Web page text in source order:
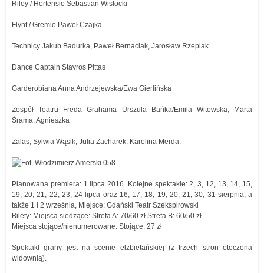
Riley / Hortensio Sebastian Wisłocki
Flynt / Gremio Paweł Czajka
Technicy Jakub Badurka, Paweł Bernaciak, Jarosław Rzepiak
Dance Captain Stavros Pittas
Garderobiana Anna Andrzejewska/Ewa Gierlińska
Zespół Teatru Freda Grahama Urszula Bańka/Emila Witowska, Marta
Śrama, Agnieszka
Zalas, Sylwia Wąsik, Julia Zacharek, Karolina Merda,
Planowana premiera: 1 lipca 2016. Kolejne spektakle: 2, 3, 12, 13, 14, 15,
19, 20, 21, 22, 23, 24 lipca oraz 16, 17, 18, 19, 20, 21, 30, 31 sierpnia, a
także 1 i 2 września, Miejsce: Gdański Teatr Szekspirowski
Bilety: Miejsca siedzące: Strefa A: 70/60 zł Strefa B: 60/50 zł
Miejsca stojące/nienumerowane: Stojące: 27 zł
Spektakl grany jest na scenie elżbietańskiej (z trzech stron otoczona
widownią).